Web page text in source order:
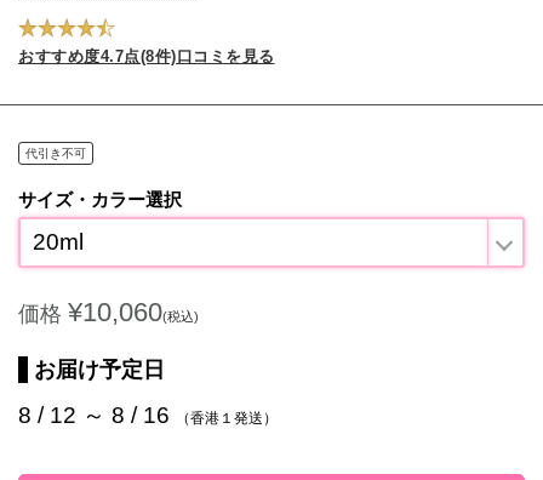
おすすめ度4.7点(8件)口コミを見る
代引き不可
サイズ・カラー選択
20ml
価格 ¥10,060(税込)
お届け予定日
8 / 12 ～ 8 / 16 （香港１発送）